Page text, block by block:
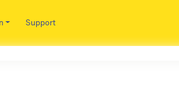
Support